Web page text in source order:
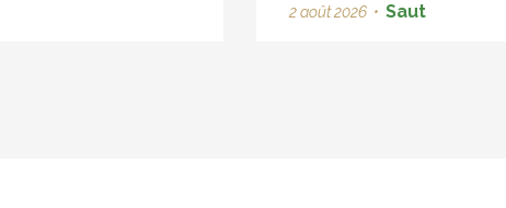
2 août 2026 • Saut